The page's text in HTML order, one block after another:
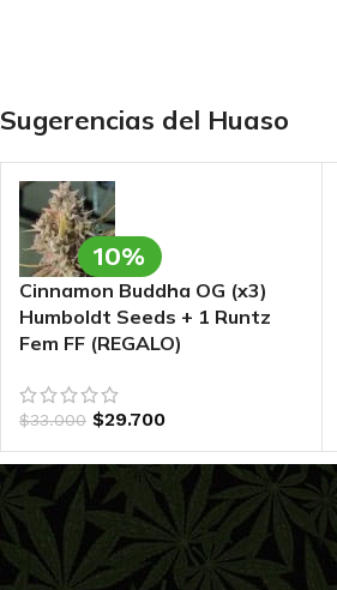
Sugerencias del Huaso
10%
Cinnamon Buddha OG (x3)
Humboldt Seeds + 1 Runtz
Fem FF (REGALO)
$33.000 $29.700